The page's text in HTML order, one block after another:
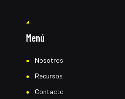
Menú
Nosotros
Recursos
Contacto